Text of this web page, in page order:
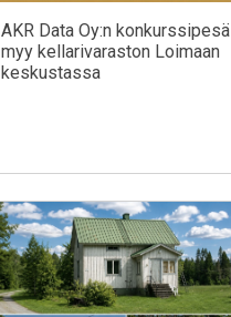
AKR Data Oy:n konkurssipesä
myy kellarivaraston Loimaan
keskustassa